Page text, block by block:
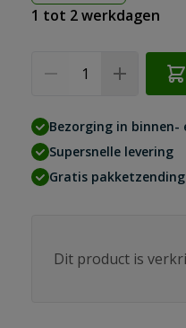
1 tot 2 werkdagen
Bezorging in binnen-
Supersnelle levering
Gratis
Dit product is